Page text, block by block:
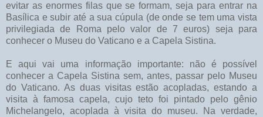
evitar as enormes filas que se formam, seja para entrar na
Basílica e subir até a sua cúpula (de onde se tem uma vista
privilegiada de Roma pelo valor de 7 euros) seja para
conhecer o Museu do Vaticano e a Capela Sistina.
E aqui vai uma informação importante: não é possível
conhecer a Capela Sistina sem, antes, passar pelo Museu
do Vaticano. As duas visitas estão acopladas, estando a
visita à famosa capela, cujo teto foi pintado pelo gênio
Michelangelo, acoplada à visita do museu. Na verdade,